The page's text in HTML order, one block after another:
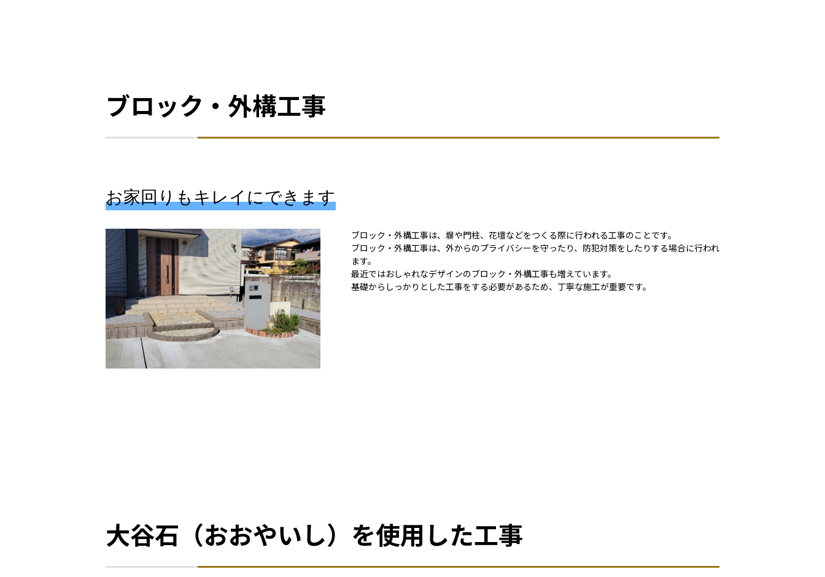
ブロック・外構工事
お家回りもキレイにできます
ブロック・外構工事は、塀や門柱、花壇などをつくる際に行われる工事のことです。
ブロック・外構工事は、外からのプライバシーを守ったり、防犯対策をしたりする場合に行われ
ます。
最近ではおしゃれなデザインのブロック・外構工事も増えています。
基礎からしっかりとした工事をする必要があるため、丁寧な施工が重要です。
大谷石（おおやいし）を使用した工事